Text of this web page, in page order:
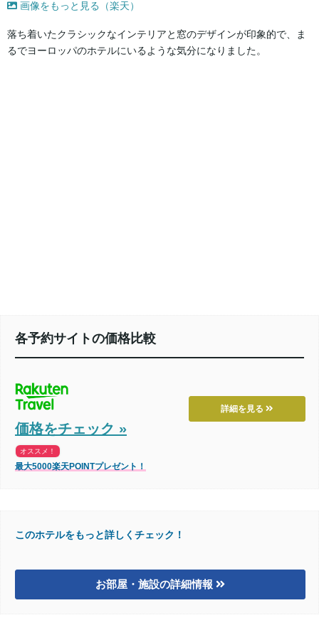
画像をもっと見る（楽天）
落ち着いたクラシックなインテリアと窓のデザインが印象的で、ま
るでヨーロッパのホテルにいるような気分になりました。
各予約サイトの価格比較
詳細を見る
価格をチェック »
オススメ！
最大5000楽天POINTプレゼント！
このホテルをもっと詳しくチェック！
お部屋・施設の詳細情報